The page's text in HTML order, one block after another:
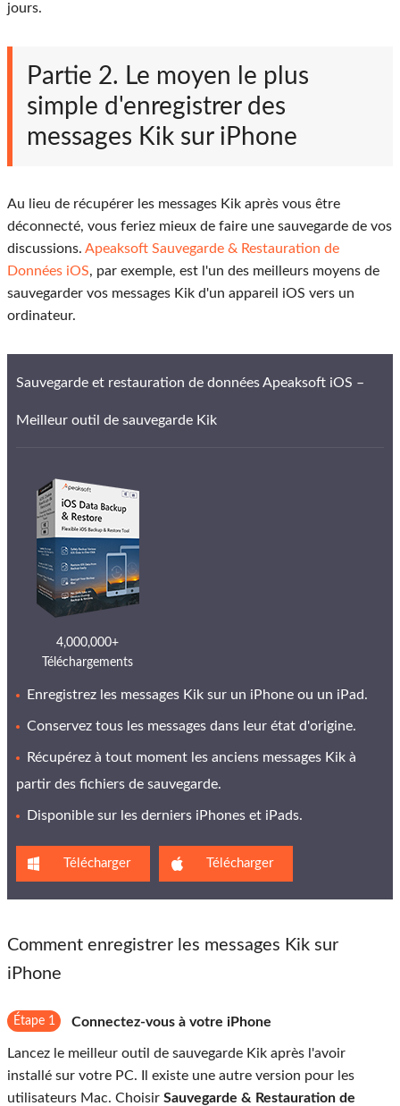
jours.
Partie 2. Le moyen le plus
simple d'enregistrer des
messages Kik sur iPhone
Au lieu de récupérer les messages Kik après vous être
déconnecté, vous feriez mieux de faire une sauvegarde de vos
discussions. Apeaksoft Sauvegarde & Restauration de
Données iOS, par exemple, est l'un des meilleurs moyens de
sauvegarder vos messages Kik d'un appareil iOS vers un
ordinateur.
Sauvegarde et restauration de données Apeaksoft iOS –
Meilleur outil de sauvegarde Kik
4,000,000+
Téléchargements
Enregistrez les messages Kik sur un iPhone ou un iPad.
Conservez tous les messages dans leur état d'origine.
Récupérez à tout moment les anciens messages Kik à
partir des fichiers de sauvegarde.
Disponible sur les derniers iPhones et iPads.
Télécharger Télécharger
Comment enregistrer les messages Kik sur
iPhone
Étape 1 Connectez-vous à votre iPhone
Lancez le meilleur outil de sauvegarde Kik après l'avoir
installé sur votre PC. Il existe une autre version pour les
utilisateurs Mac. Choisir Sauvegarde & Restauration de